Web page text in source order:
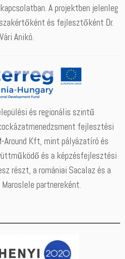
A projektben jelenleg
és fejlesztőként Dr.
Vári Anikó.
és regionális szintű
fejlesztési
Around Kft, mint pályázatíró és
és a képzésfejlesztési
részt, a romániai Sacalaz és a
partnereként.